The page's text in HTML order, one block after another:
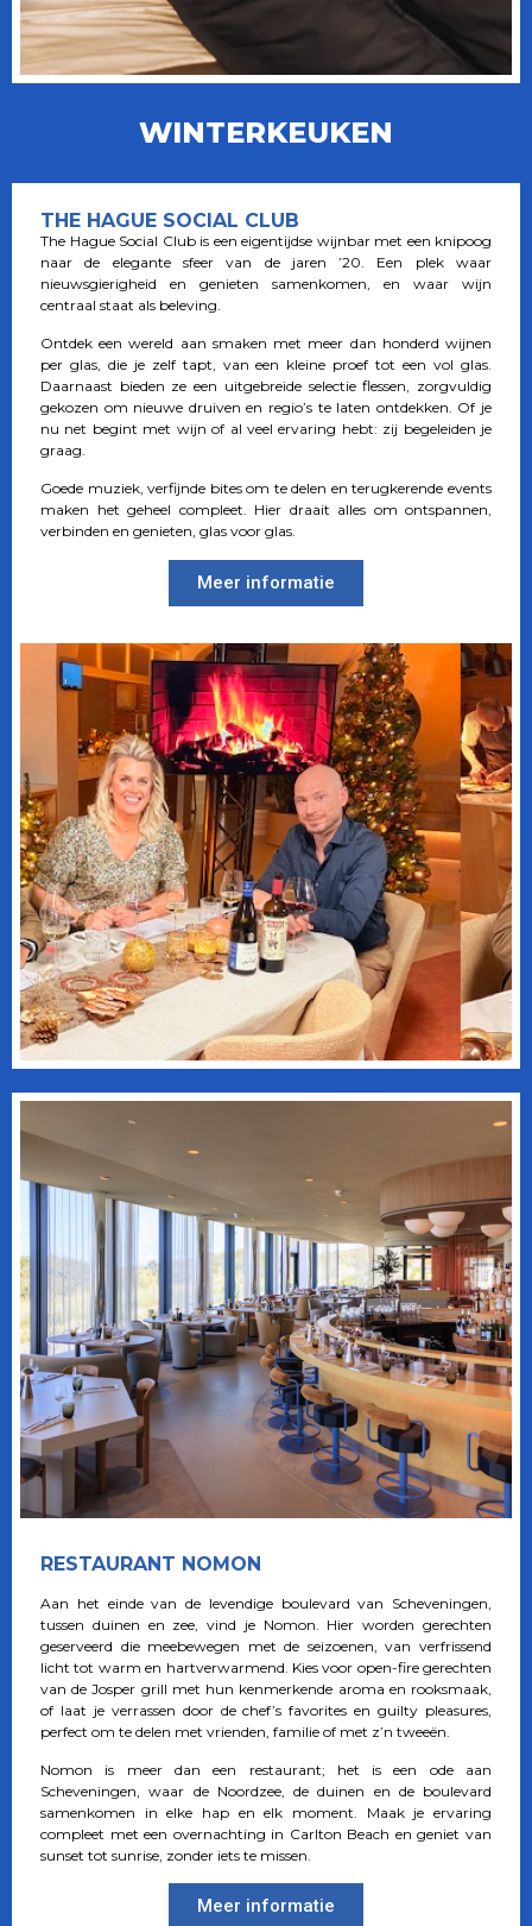
WINTERKEUKEN
THE HAGUE SOCIAL CLUB
The Hague Social Club is een eigentijdse wijnbar met een knipoog
naar de elegante sfeer van de jaren ’20. Een plek waar
nieuwsgierigheid en genieten samenkomen, en waar wijn
centraal staat als beleving.
Ontdek een wereld aan smaken met meer dan honderd wijnen
per glas, die je zelf tapt, van een kleine proef tot een vol glas.
Daarnaast bieden ze een uitgebreide selectie flessen, zorgvuldig
gekozen om nieuwe druiven en regio’s te laten ontdekken. Of je
nu net begint met wijn of al veel ervaring hebt: zij begeleiden je
graag.
Goede muziek, verfijnde bites om te delen en terugkerende events
maken het geheel compleet. Hier draait alles om ontspannen,
verbinden en genieten, glas voor glas.
Meer informatie
RESTAURANT NOMON
Aan het einde van de levendige boulevard van Scheveningen,
tussen duinen en zee, vind je Nomon. Hier worden gerechten
geserveerd die meebewegen met de seizoenen, van verfrissend
licht tot warm en hartverwarmend. Kies voor open-fire gerechten
van de Josper grill met hun kenmerkende aroma en rooksmaak,
of laat je verrassen door de chef’s favorites en guilty pleasures,
perfect om te delen met vrienden, familie of met z’n tweeën.
Nomon is meer dan een restaurant; het is een ode aan
Scheveningen, waar de Noordzee, de duinen en de boulevard
samenkomen in elke hap en elk moment. Maak je ervaring
compleet met een overnachting in Carlton Beach en geniet van
sunset tot sunrise, zonder iets te missen.
Meer informatie